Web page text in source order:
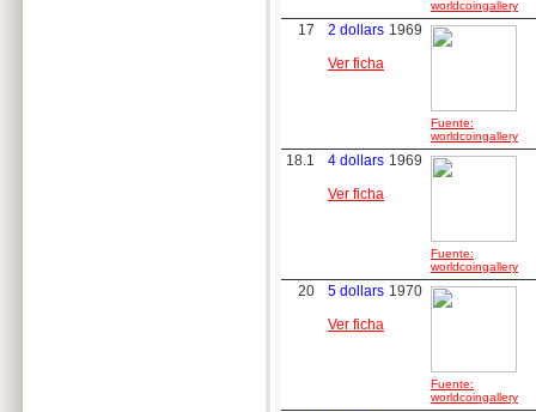
worldcoingallery
17
2 dollars
Ver ficha
1969
Fuente:
worldcoingallery
18.1
4 dollars
Ver ficha
1969
Fuente:
worldcoingallery
20
5 dollars
Ver ficha
1970
Fuente:
worldcoingallery